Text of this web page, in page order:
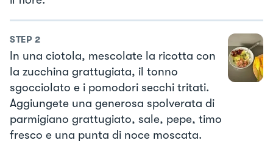
STEP 2
In una ciotola, mescolate la ricotta con
la zucchina grattugiata, il tonno
sgocciolato e i pomodori secchi tritati.
Aggiungete una generosa spolverata di
parmigiano grattugiato, sale, pepe, timo
fresco e una punta di noce moscata.